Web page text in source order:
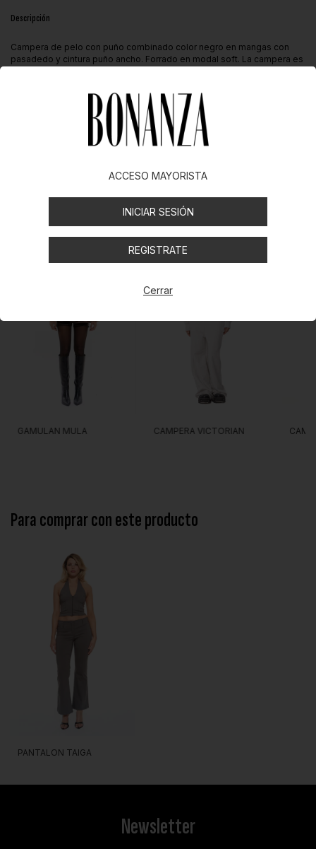
Descripción
Campera de pelo con puño combinado color negro en mangas con
pasadedo y cintura puño ancho. Forrado en modal soft. La campera es
Productos similares
GAMULAN MULA CAMPERA VICTORIAN
Para comprar con este producto
PANTALON TAIGA
Newsletter
ACCESO MAYORISTA
INICIAR SESIÓN
REGISTRATE
Cerrar